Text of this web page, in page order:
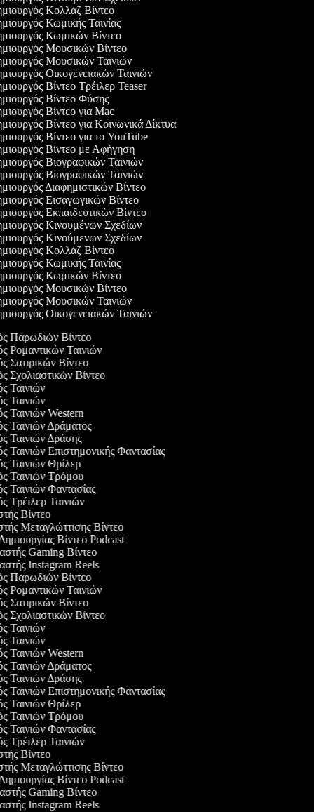
Κολλάζ Βίντεο
Κωμικής Ταινίας
Κωμικών Βίντεο
Μουσικών Βίντεο
Μουσικών Ταινιών
Οικογενειακών Ταινιών
Βίντεο Τρέιλερ Teaser
Βίντεο Φύσης
Βίντεο για Mac
Βίντεο για Κοινωνικά Δίκτυα
Βίντεο για το YouTube
Βίντεο με Αφήγηση
Βιογραφικών Ταινιών
Βιογραφικών Ταινιών
Διαφημιστικών Βίντεο
Εισαγωγικών Βίντεο
Εκπαιδευτικών Βίντεο
Κινουμένων Σχεδίων
Κινούμενων Σχεδίων
Κολλάζ Βίντεο
Κωμικής Ταινίας
Κωμικών Βίντεο
Μουσικών Βίντεο
Μουσικών Ταινιών
Οικογενειακών Ταινιών
Παρωδιών Βίντεο
Ρομαντικών Ταινιών
Σατιρικών Βίντεο
Σχολιαστικών Βίντεο
Ταινιών
Ταινιών
Ταινιών Western
Ταινιών Δράματος
Ταινιών Δράσης
Ταινιών Επιστημονικής Φαντασίας
Ταινιών Θρίλερ
Ταινιών Τρόμου
Ταινιών Φαντασίας
Τρέιλερ Ταινιών
Βίντεο
Μεταγλώττισης Βίντεο
Βίντεο Podcast
Gaming Βίντεο
Instagram Reels
Παρωδιών Βίντεο
Ρομαντικών Ταινιών
Σατιρικών Βίντεο
Σχολιαστικών Βίντεο
Ταινιών
Ταινιών
Ταινιών Western
Ταινιών Δράματος
Ταινιών Δράσης
Ταινιών Επιστημονικής Φαντασίας
Ταινιών Θρίλερ
Ταινιών Τρόμου
Ταινιών Φαντασίας
Τρέιλερ Ταινιών
Βίντεο
Μεταγλώττισης Βίντεο
Βίντεο Podcast
Gaming Βίντεο
Instagram Reels